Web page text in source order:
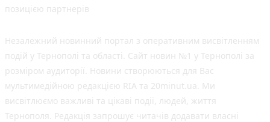
позицією партнерів
Незалежний новинний портал з оперативним висвітленням
подій у Тернополі та області. Сайт новин №1 у Тернополі за
розміром аудиторії. Новини створюються для Вас
мультимедійною редакцією RIA та 20minut.ua. Ми
висвітлюємо важливі та цікаві події, людей, життя
Тернополя. Редакція запрошує читачів додавати власні